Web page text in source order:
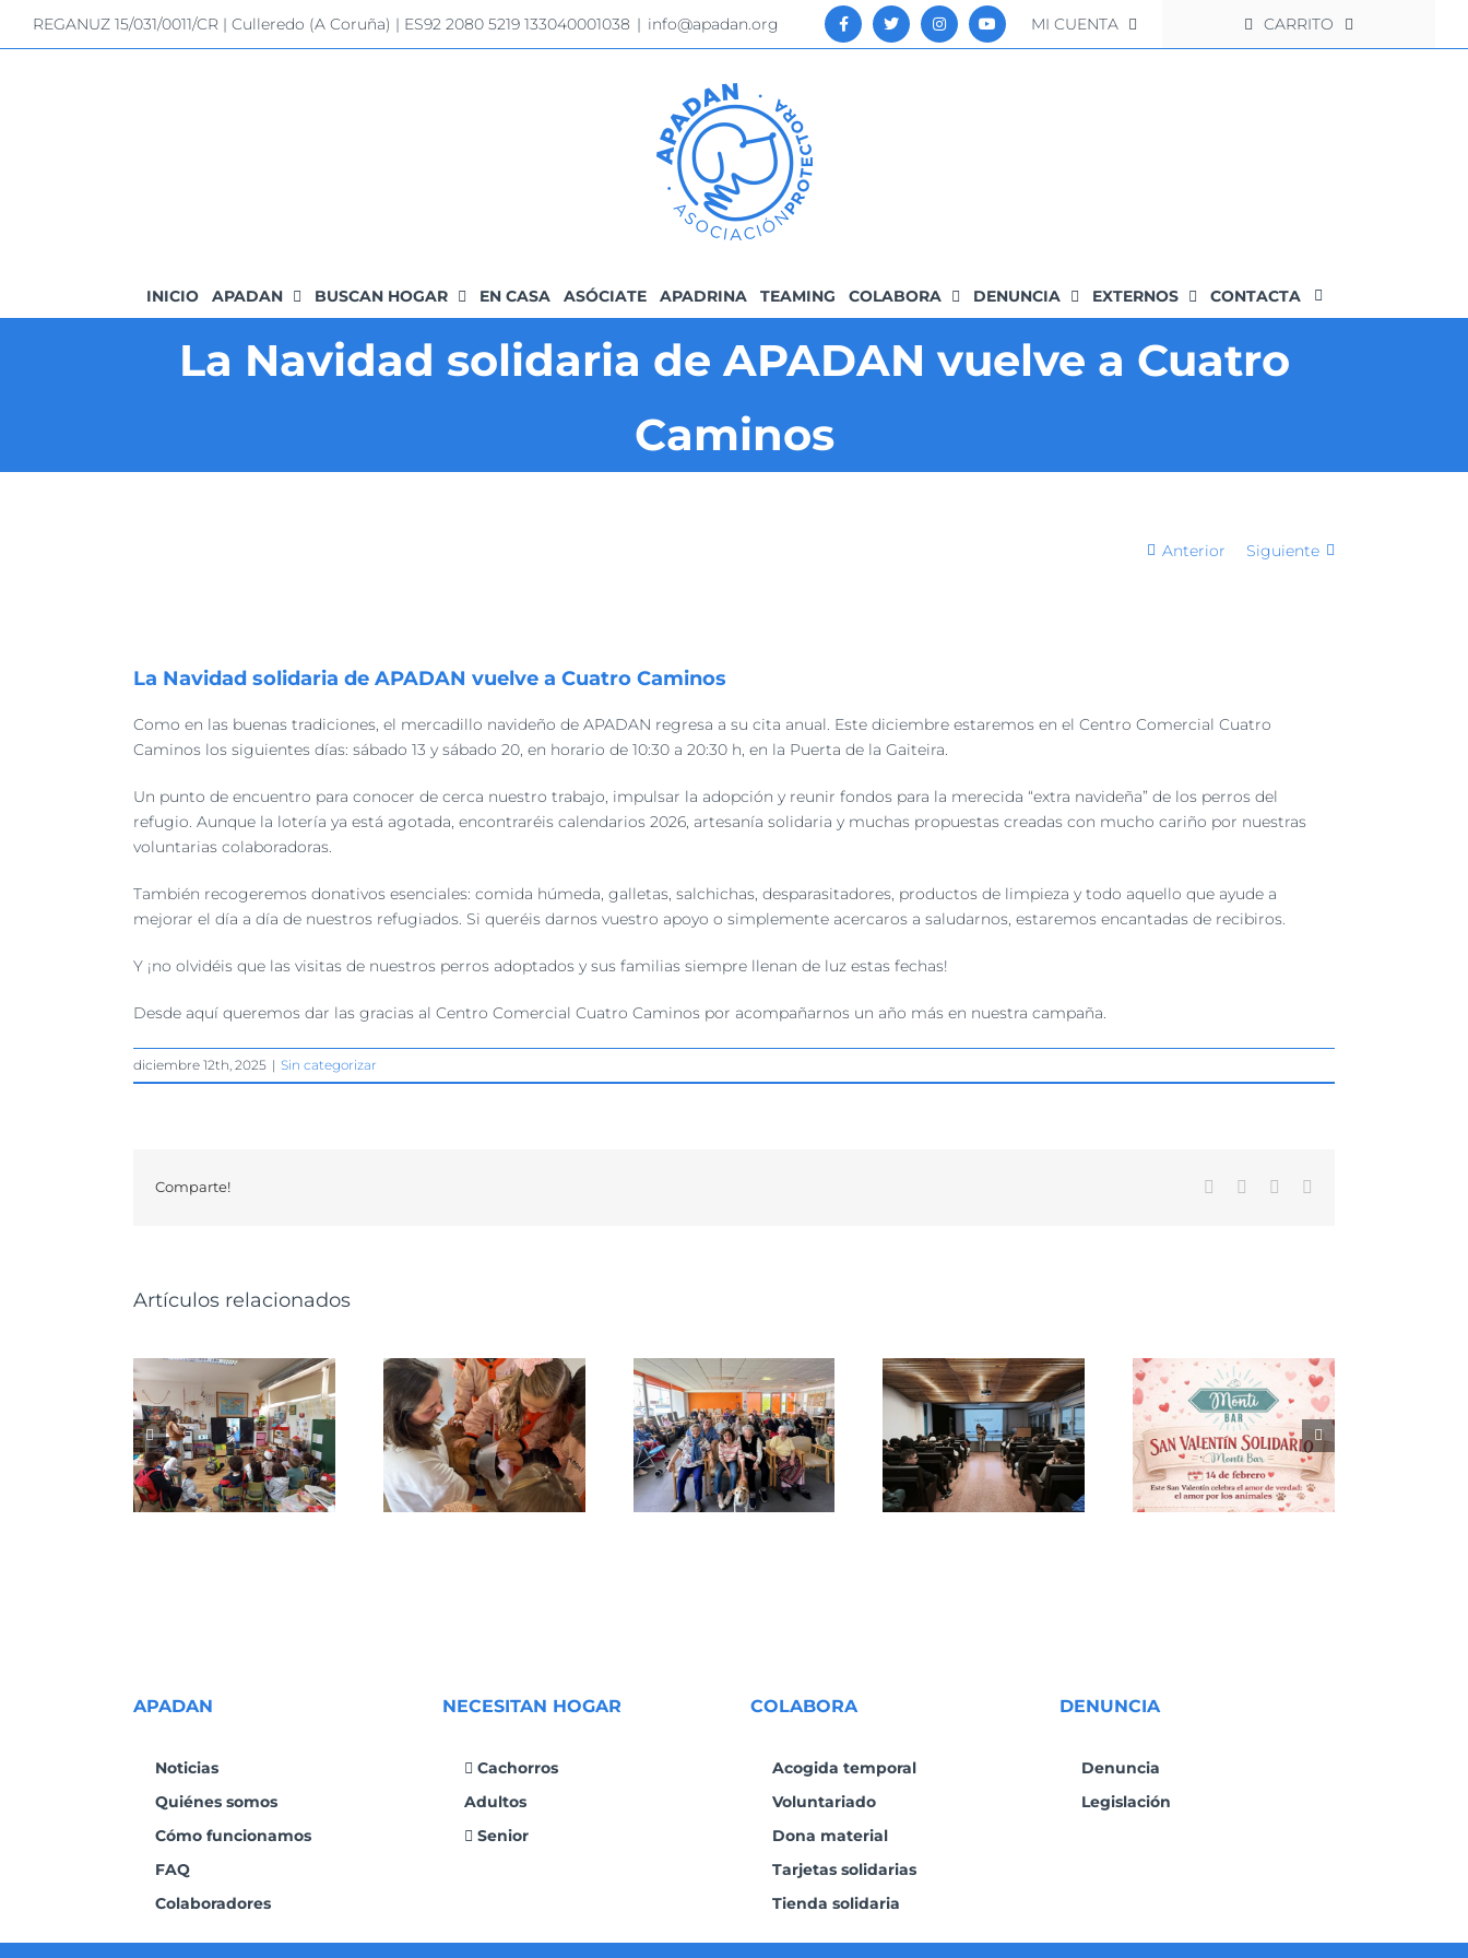
REGANUZ 15/031/0011/CR | Culleredo (A Coruña) | ES92 2080 5219 133040001038 | info@apadan.org MI CUENTA CARRITO
INICIO APADAN BUSCAN HOGAR EN CASA ASÓCIATE APADRINA TEAMING COLABORA DENUNCIA EXTERNOS CONTACTA
La Navidad solidaria de APADAN vuelve a Cuatro
Caminos
Anterior Siguiente
imagen
grande
La Navidad solidaria de APADAN vuelve a Cuatro Caminos
Como en las buenas tradiciones, el mercadillo navideño de APADAN regresa a su cita anual. Este diciembre estaremos en el Centro Comercial Cuatro
Caminos los siguientes días: sábado 13 y sábado 20, en horario de 10:30 a 20:30 h, en la Puerta de la Gaiteira.
Un punto de encuentro para conocer de cerca nuestro trabajo, impulsar la adopción y reunir fondos para la merecida “extra navideña” de los perros del
refugio. Aunque la lotería ya está agotada, encontraréis calendarios 2026, artesanía solidaria y muchas propuestas creadas con mucho cariño por nuestras
voluntarias colaboradoras.
También recogeremos donativos esenciales: comida húmeda, galletas, salchichas, desparasitadores, productos de limpieza y todo aquello que ayude a
mejorar el día a día de nuestros refugiados. Si queréis darnos vuestro apoyo o simplemente acercaros a saludarnos, estaremos encantadas de recibiros.
Y ¡no olvidéis que las visitas de nuestros perros adoptados y sus familias siempre llenan de luz estas fechas!
Desde aquí queremos dar las gracias al Centro Comercial Cuatro Caminos por acompañarnos un año más en nuestra campaña.
diciembre 12th, 2025 | Sin categorizar
Comparte! Facebook WhatsApp
Artículos relacionados
Charlas de
sensibilización en el
Colegio Franciscanas
de A Coruña
Visita al Centro de Día
de Culleredo
Visita al IES Manuel
Murguía para
promover la adopción
Celebra San Valentín
con amor perruno y
solidaridad en Monti
Bar
APADAN
Noticias
Quiénes somos
Cómo funcionamos
FAQ
Colaboradores
NECESITAN HOGAR
Cachorros
Adultos
Senior
COLABORA
Acogida temporal
Voluntariado
Dona material
Tarjetas solidarias
Tienda solidaria
DENUNCIA
Denuncia
Legislación